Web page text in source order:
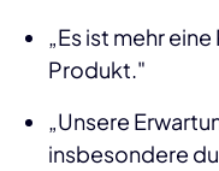
„Es ist mehr
Produkt."
„Unsere
insbesondere